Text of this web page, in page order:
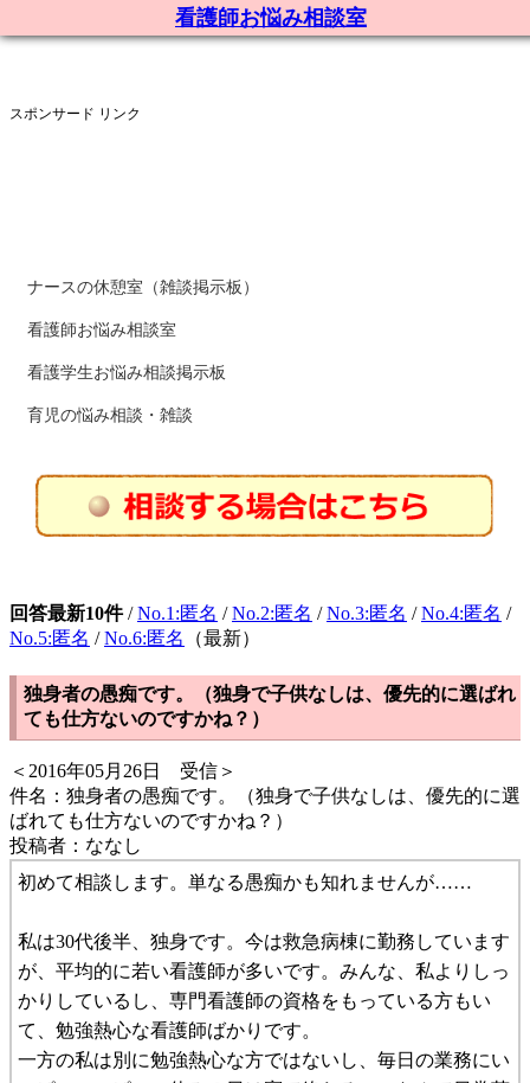
看護師お悩み相談室
スポンサード リンク
ナースの休憩室（雑談掲示板）
看護師お悩み相談室
看護学生お悩み相談掲示板
育児の悩み相談・雑談
回答最新10件/No.1:匿名 /No.2:匿名 /No.3:匿名 /No.4:匿名 /
No.5:匿名 /No.6:匿名 （最新）
独身者の愚痴です。（独身で子供なしは、優先的に選ばれ
ても仕方ないのですかね？）
＜2016年05月26日 受信＞
件名：独身者の愚痴です。（独身で子供なしは、優先的に選
ばれても仕方ないのですかね？）
投稿者：ななし
初めて相談します。単なる愚痴かも知れませんが……
私は30代後半、独身です。今は救急病棟に勤務しています
が、平均的に若い看護師が多いです。みんな、私よりしっ
かりしているし、専門看護師の資格をもっている方もい
て、勉強熱心な看護師ばかりです。
一方の私は別に勉強熱心な方ではないし、毎日の業務にい